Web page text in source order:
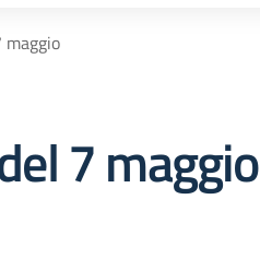
maggio
7 maggio